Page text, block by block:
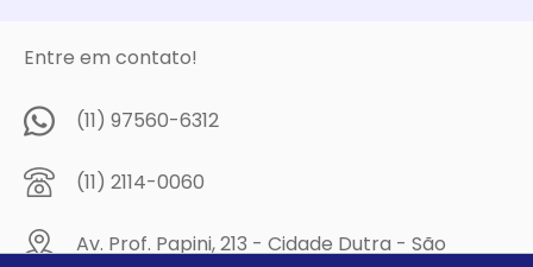
Entre em contato!
(11) 97560-6312
(11) 2114-0060
Av. Prof. Papini, 213 - Cidade Dutra - São